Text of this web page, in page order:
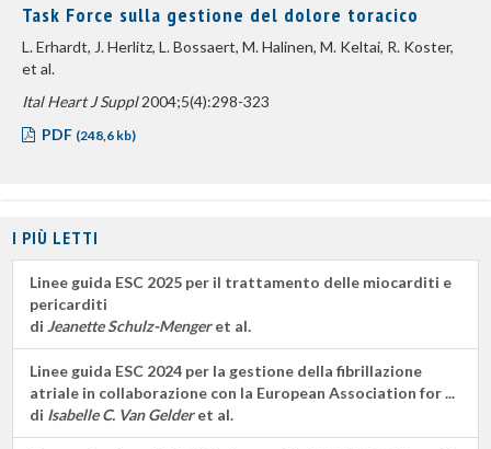
Task Force sulla gestione del dolore toracico
L. Erhardt, J. Herlitz, L. Bossaert, M. Halinen, M. Keltai, R. Koster,
et al.
Ital Heart J Suppl2004;5(4):298-323
PDF (248,6 kb)
I PIÙ LETTI
Linee guida ESC 2025 per il trattamento delle miocarditi e
pericarditi
di Jeanette Schulz-Mengeret al.
Linee guida ESC 2024 per la gestione della fibrillazione
atriale in collaborazione con la European Association for ...
di Isabelle C. Van Gelderet al.